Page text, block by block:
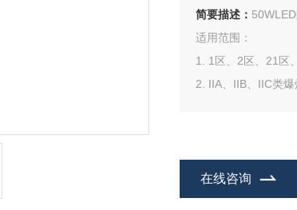
简要描述：
适用范围：
1. 1区、2区、21区
2. IIA、IIB、IIC类爆
在线咨询